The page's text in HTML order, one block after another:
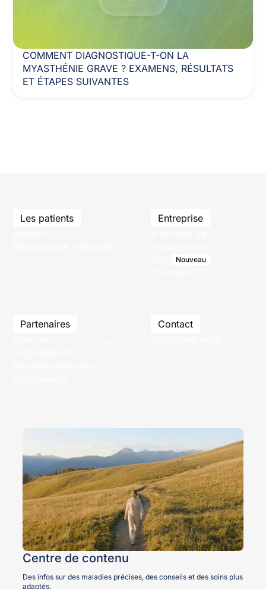
COMMENT DIAGNOSTIQUE-T-ON LA
MYASTHÉNIE GRAVE ? EXAMENS, RÉSULTATS
ET ÉTAPES SUIVANTES
Les patients
Entreprise
Nouveau
Partenaires
Contact
Centre de contenu
Des infos sur des maladies précises, des conseils et des soins plus
adaptés.